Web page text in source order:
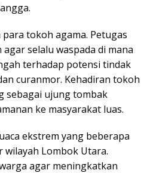
tokoh agama. Petugas
selalu waspada di mana
terhadap potensi tindak
curanmor. Kehadiran tokoh
sebagai ujung tombak
ke masyarakat luas.
ekstrem yang beberapa
Lombok Utara.
agar meningkatkan